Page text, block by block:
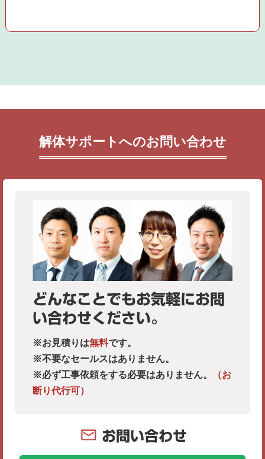
解体サポートへのお問い合わせ
どんなことでもお気軽にお問
い合わせください。
※お見積りは無料です。
※不要なセールスはありません。
※必ず工事依頼をする必要はありません。
（お
断り代行可）
お問い合わせ